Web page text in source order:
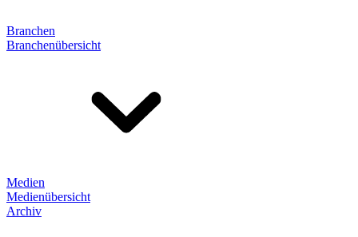
Branchen
Branchenübersicht
Medien
Medienübersicht
Archiv